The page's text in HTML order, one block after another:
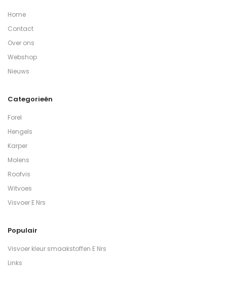
Home
Contact
Over ons
Webshop
Nieuws
Categorieën
Forel
Hengels
Karper
Molens
Roofvis
Witvoes
Visvoer E Nrs
Populair
Visvoer kleur smaakstoffen E Nrs
Links